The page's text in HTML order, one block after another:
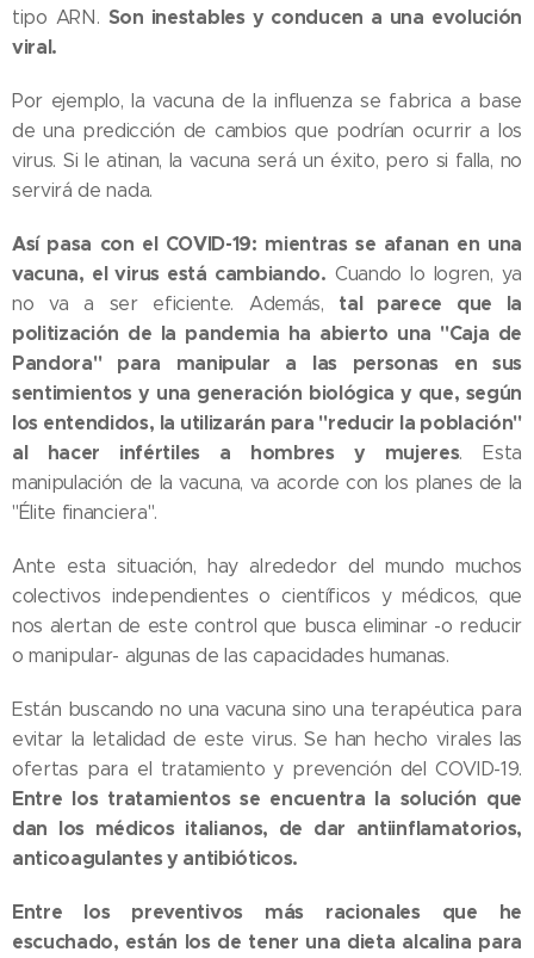
tipo ARN. Son inestables y conducen a una evolución
viral.
Por ejemplo, la vacuna de la influenza se fabrica a base
de una predicción de cambios que podrían ocurrir a los
virus. Si le atinan, la vacuna será un éxito, pero si falla, no
servirá de nada.
Así pasa con el COVID-19: mientras se afanan en una
vacuna, el virus está cambiando. Cuando lo logren, ya
no va a ser eficiente. Además, tal parece que la
politización de la pandemia ha abierto una "Caja de
Pandora" para manipular a las personas en sus
sentimientos y una generación biológica y que, según
los entendidos, la utilizarán para "reducir la población"
al hacer infértiles a hombres y mujeres. Esta
manipulación de la vacuna, va acorde con los planes de la
"Élite financiera".
Ante esta situación, hay alrededor del mundo muchos
colectivos independientes o científicos y médicos, que
nos alertan de este control que busca eliminar -o reducir
o manipular- algunas de las capacidades humanas.
Están buscando no una vacuna sino una terapéutica para
evitar la letalidad de este virus. Se han hecho virales las
ofertas para el tratamiento y prevención del COVID-19.
Entre los tratamientos se encuentra la solución que
dan los médicos italianos, de dar antiinflamatorios,
anticoagulantes y antibióticos.
Entre los preventivos más racionales que he
escuchado, están los de tener una dieta alcalina para